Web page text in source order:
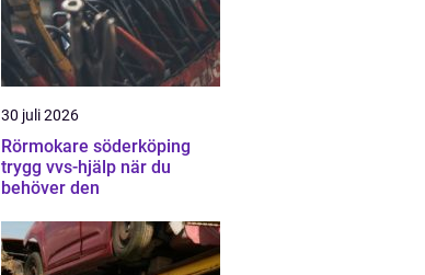
30 juli 2026
Rörmokare söderköping
trygg vvs-hjälp när du
behöver den